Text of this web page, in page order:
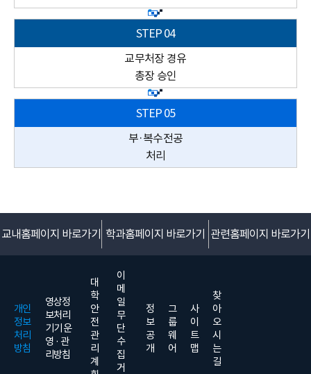
교무처장 경유
총장 승인
부·복수전공
처리
교내홈페이지 바로가기 학과홈페이지 바로가기 관련홈페이지 바로가기
개인
정보
처리
방침
영상정
보처리
기기 운
영 · 관
리방침
대
학
안
전
관
리
계
이
메
일
무
단
수
집
거
정
보
공
개
그
룹
웨
어
사
이
트
맵
찾
아
오
시
는
길